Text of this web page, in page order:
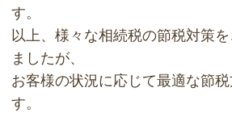
す。
以上、様々な相続税の節税対策
ましたが、
お客様の状況に応じて最適な節
す。